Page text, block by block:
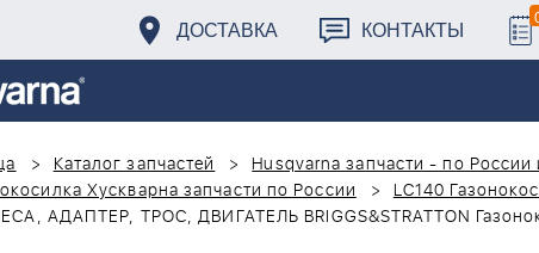
ДОСТАВКА КОНТАКТЫ
Каталог запчастей Husqvarna запчасти - по
Хускварна запчасти по России
LC140
АДАПТЕР, ТРОС, ДВИГАТЕЛЬ BRIGGS&STRATTON